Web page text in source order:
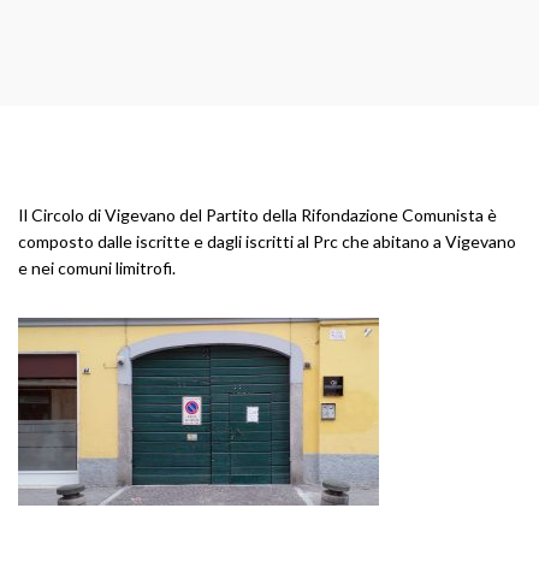
Il Circolo di Vigevano del Partito della Rifondazione Comunista è
composto dalle iscritte e dagli iscritti al Prc che abitano a Vigevano
e nei comuni limitrofi.